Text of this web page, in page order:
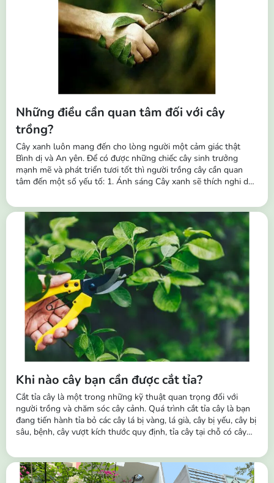
Những điều cần quan tâm đối với cây
trồng?
Cây xanh luôn mang đến cho lòng người một cảm giác thật
Bình dị và An yên. Để có được những chiếc cây sinh trưởng
mạnh mẽ và phát triển tươi tốt thì người trồng cây cần quan
tâm đến một số yếu tố: 1. Ánh sáng Cây xanh sẽ thích nghi dần
cũng sẽ thích nghi với các môi trường khác nhau. Vì vậy, ngoài
tác dụng trang trí,...
Khi nào cây bạn cần được cắt tỉa?
Cắt tỉa cây là một trong những kỹ thuật quan trọng đối với
người trồng và chăm sóc cây cảnh. Quá trình cắt tỉa cây là bạn
đang tiến hành tỉa bỏ các cây lá bị vàng, lá già, cây bị yếu, cây bị
sâu, bệnh, cây vượt kích thước quy định, tỉa cây tại chỗ có cây
chết,... Tầm quan trọng của việc cắt tỉa cây: Giúp kích thích sinh
trưởng...